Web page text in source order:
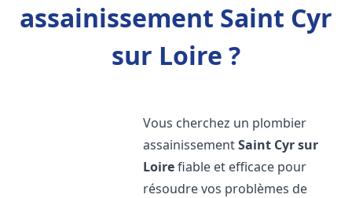
assainissement Saint Cyr
sur Loire ?
Vous cherchez un plombier
assainissementSaint Cyr sur
Loirefiable et efficace pour
résoudre vos problèmes de